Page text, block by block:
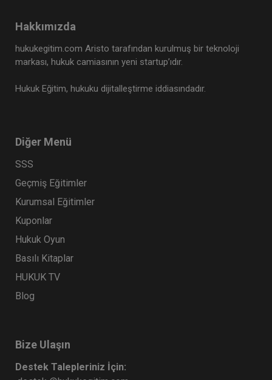
Hakkımızda
hukukegitim.com Aristo tarafından kurulmuş bir teknoloji
markası, hukuk camiasının yeni startup’ıdır.
Hukuk Eğitim, hukuku dijitalleştirme iddiasındadır.
Diğer Menü
SSS
Geçmiş Eğitimler
Kurumsal Eğitimler
Kuponlar
Hukuk Oyun
Basılı Kitaplar
HUKUK TV
Blog
Bize Ulaşın
Destek Talepleriniz İçin: